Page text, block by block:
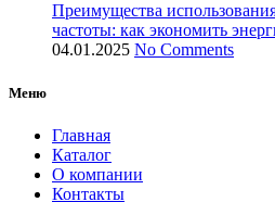
Преимущества
частоты: как экономить
04.01.2025 No Comments
Меню
Главная
Каталог
О компании
Контакты